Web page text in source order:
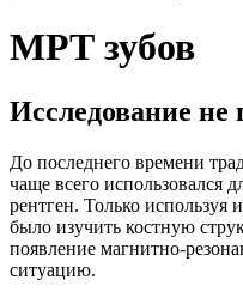
МРТ зубов
Исследование не
До последнего времени
чаще всего использовался
рентген. Только
было изучить костную
появление магнитно-
ситуацию.